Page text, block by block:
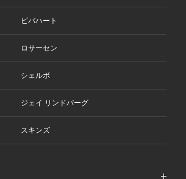
ビバハート
ロサーセン
シェルボ
ジェイ リンドバーグ
スキンズ